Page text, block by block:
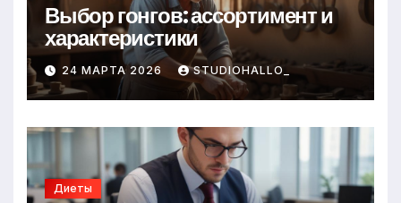
Выбор гонгов: ассортимент и
характеристики
24 МАРТА 2026 STUDIOHALLO_
Диеты